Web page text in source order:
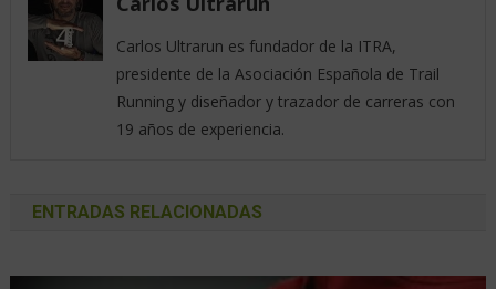
Carlos Ultrarun es fundador de la ITRA,
presidente de la Asociación Española de Trail
Running y diseñador y trazador de carreras con
19 años de experiencia.
ENTRADAS RELACIONADAS